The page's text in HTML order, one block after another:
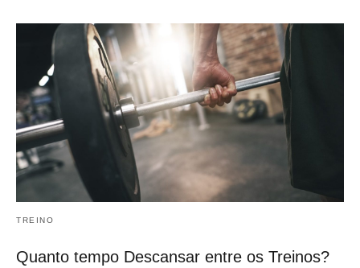
TREINO
Quanto tempo Descansar entre os Treinos?